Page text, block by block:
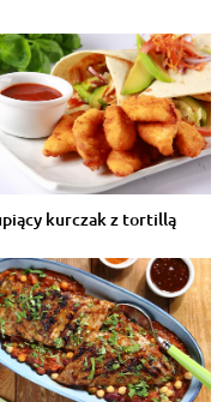
kurczak z tortillą